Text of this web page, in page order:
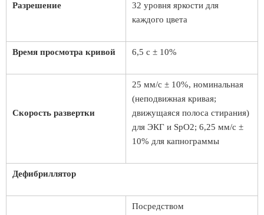
Разрешение
32 уровня яркости для
каждого цвета
Время просмотра кривой 6,5 с ± 10%
Скорость развертки
25 мм/с ± 10%, номинальная
(неподвижная кривая;
движущаяся полоса стирания)
для ЭКГ и SpO2; 6,25 мм/с ±
10% для капнограммы
Дефибриллятор
Посредством